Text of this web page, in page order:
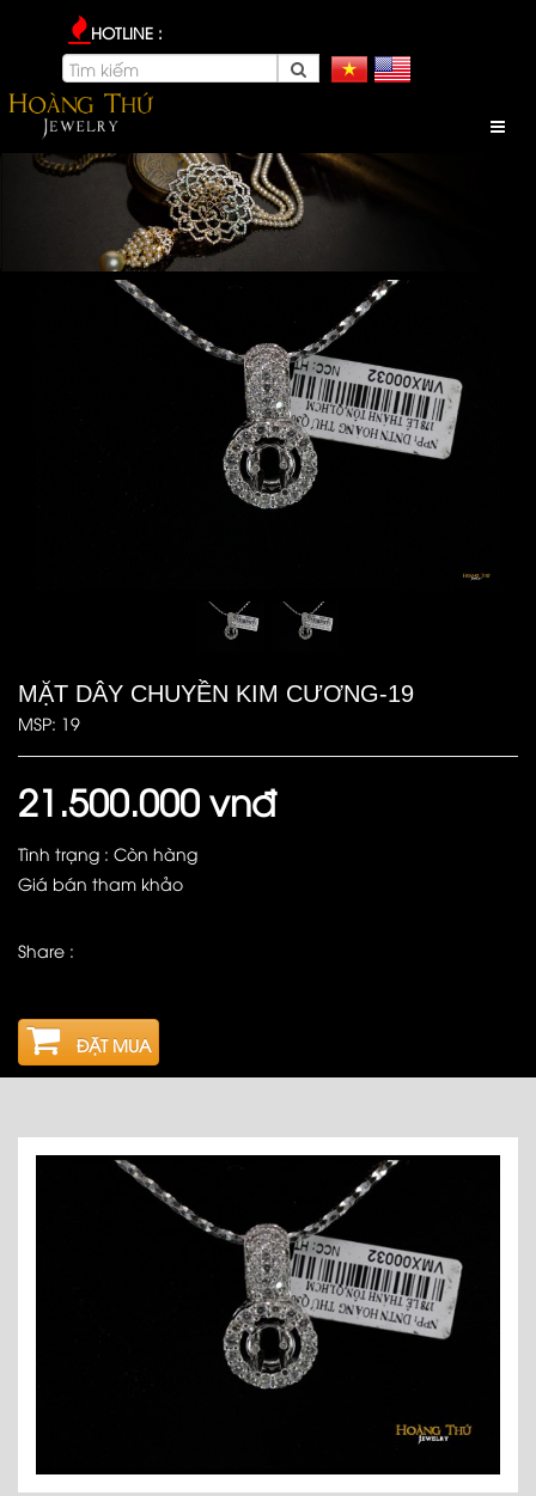
HOTLINE :
MẶT DÂY CHUYỀN KIM CƯƠNG-19
MSP: 19
21.500.000 vnđ
Tình trạng : Còn hàng
Giá bán tham khảo
Share :
ĐẶT MUA